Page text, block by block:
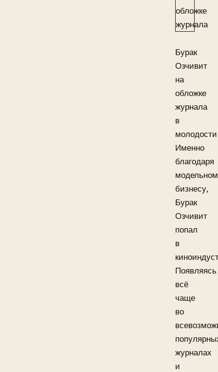
Бурак
Озчивит
на
обложке
журнала
в
молодости
Именно
благодаря
бизнесу,
Бурак
Озчивит
попал
в
Появляясь
всё
чаще
во
журналах
и